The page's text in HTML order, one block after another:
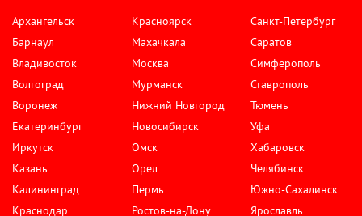
Архангельск
Барнаул
Владивосток
Волгоград
Воронеж
Екатеринбург
Иркутск
Казань
Калининград
Краснодар
Красноярск
Махачкала
Москва
Мурманск
Нижний Новгород
Новосибирск
Омск
Орел
Пермь
Ростов-на-Дону
Санкт-Петербург
Саратов
Симферополь
Ставрополь
Тюмень
Уфа
Хабаровск
Челябинск
Южно-Сахалинск
Ярославль